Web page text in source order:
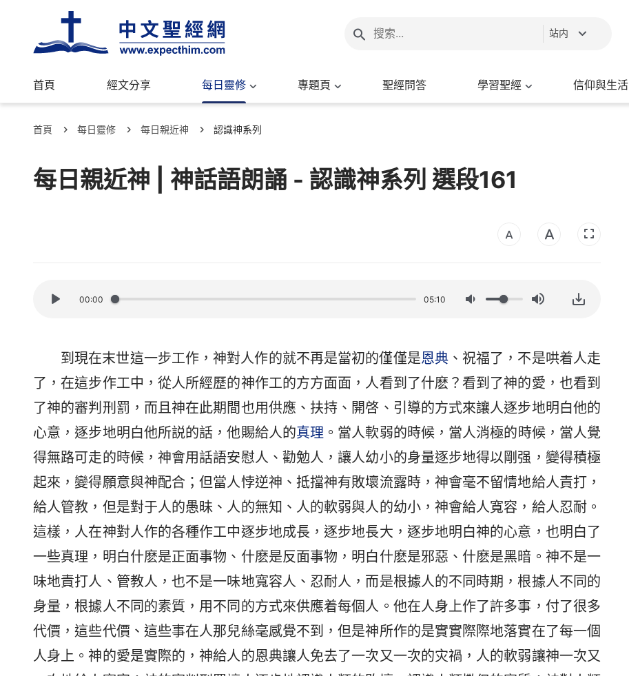
站内
首頁 經文分享 每日靈修 專題頁 聖經問答 學習聖經 信仰與生活
首頁 每日靈修 每日親近神 認識神系列
每日親近神 | 神話語朗誦 - 認識神系列 選段161
00:00 05:10
到現在末世這一步工作，神對人作的就不再是當初的僅僅是恩典、祝福了，不是哄着人走
了，在這步作工中，從人所經歷的神作工的方方面面，人看到了什麽？看到了神的愛，也看到
了神的審判刑罰，而且神在此期間也用供應、扶持、開啓、引導的方式來讓人逐步地明白他的
心意，逐步地明白他所説的話，他賜給人的真理 。當人軟弱的時候，當人消極的時候，當人覺
得無路可走的時候，神會用話語安慰人、勸勉人，讓人幼小的身量逐步地得以剛强，變得積極
起來，變得願意與神配合；但當人悖逆神、抵擋神有敗壞流露時，神會毫不留情地給人責打，
給人管教，但是對于人的愚昧、人的無知、人的軟弱與人的幼小，神會給人寬容，給人忍耐。
這樣，人在神對人作的各種作工中逐步地成長，逐步地長大，逐步地明白神的心意，也明白了
一些真理，明白什麽是正面事物、什麽是反面事物，明白什麽是邪惡、什麽是黑暗。神不是一
味地責打人、管教人，也不是一味地寬容人、忍耐人，而是根據人的不同時期，根據人不同的
身量，根據人不同的素質，用不同的方式來供應着每個人。他在人身上作了許多事，付了很多
代價，這些代價、這些事在人那兒絲毫感覺不到，但是神所作的是實實際際地落實在了每一個
人身上。神的愛是實際的，神給人的恩典讓人免去了一次又一次的灾禍，人的軟弱讓神一次又